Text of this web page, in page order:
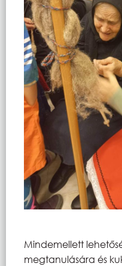
Mindemellett
megtanulására és